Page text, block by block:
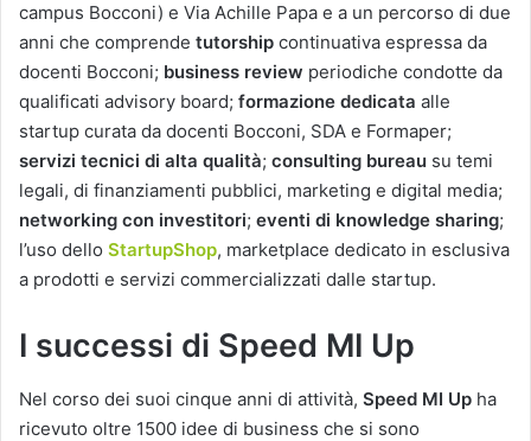
campus Bocconi) e Via Achille Papa e a un percorso di due
anni che comprende tutorship continuativa espressa da
docenti Bocconi; business review periodiche condotte da
qualificati advisory board; formazione dedicata alle
startup curata da docenti Bocconi, SDA e Formaper;
servizi tecnici di alta qualità; consulting bureau su temi
legali, di finanziamenti pubblici, marketing e digital media;
networking con investitori; eventi di knowledge sharing;
l’uso dello StartupShop, marketplace dedicato in esclusiva
a prodotti e servizi commercializzati dalle startup.
I successi di Speed MI Up
Nel corso dei suoi cinque anni di attività, Speed MI Up ha
ricevuto oltre 1500 idee di business che si sono